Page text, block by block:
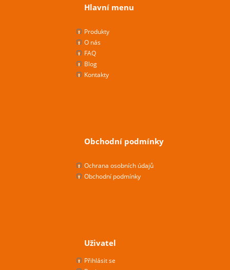
Hlavní menu
Produkty
O nás
FAQ
Blog
Kontakty
Obchodní podmínky
Ochrana osobních údajů
Obchodní podmínky
Uživatel
Přihlásit se